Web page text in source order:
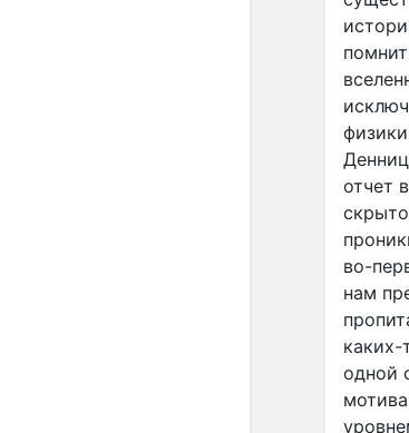
отчет
во-
нам
каких-
одной